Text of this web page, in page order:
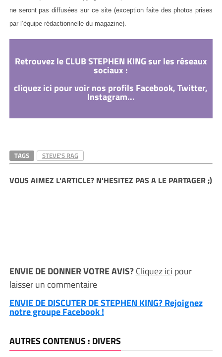
ne seront pas diffusées sur ce site (exception faite des photos prises
par l’équipe rédactionnelle du magazine).
Retrouvez le CLUB STEPHEN KING sur les réseaux
sociaux :
cliquez ici pour voir nos profils Facebook, Twitter,
Instagram...
TAGS STEVE'S RAG
VOUS AIMEZ L'ARTICLE? N'HESITEZ PAS A LE PARTAGER ;)
ENVIE DE DONNER VOTRE AVIS?Cliquez ici pour
laisser un commentaire
ENVIE DE DISCUTER DE STEPHEN KING? Rejoignez
notre groupe Facebook !
AUTRES CONTENUS : DIVERS